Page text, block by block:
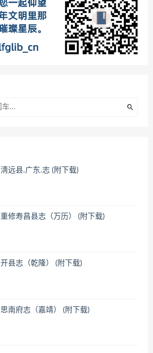
淸远县.广东.志 (附下载)
重修寿昌县志（万历） (附下载)
开县志（乾隆） (附下载)
思南府志（嘉靖） (附下载)